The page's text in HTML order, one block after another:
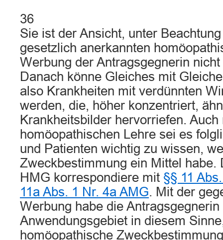
36
Sie ist der Ansicht, unter
gesetzlich anerkannten
Werbung der Antragsgegnerin
Danach könne Gleiches mit
also Krankheiten mit verdünnten
werden, die, höher konzentriert,
Krankheitsbilder hervorriefen. Auch
homöopathischen Lehre sei es
und Patienten wichtig zu wissen,
Zweckbestimmung ein Mittel habe.
HMG korrespondiere mit §§ 11
11a Abs. 1 Nr. 4a AMG. Mit der
Werbung habe die Antragsgegnerin
Anwendungsgebiet in diesem
homöopathische